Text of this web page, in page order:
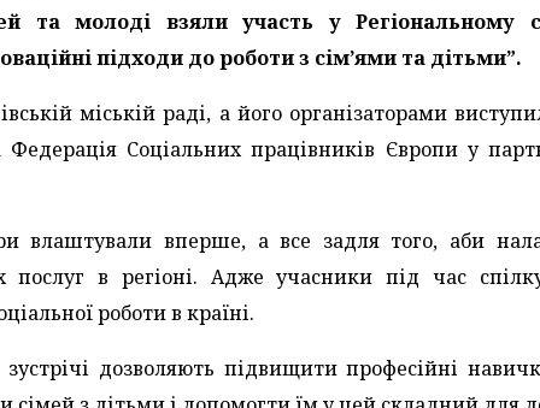
та молоді взяли участь у Регіональному
підходи до роботи з сім’ями та дітьми”.
міській раді, а його організаторами
Федерація Соціальних працівників Європи у
влаштували вперше, а все задля того, аби
послуг в регіоні. Адже учасники під час
роботи в країні.
дозволяють підвищити професійні